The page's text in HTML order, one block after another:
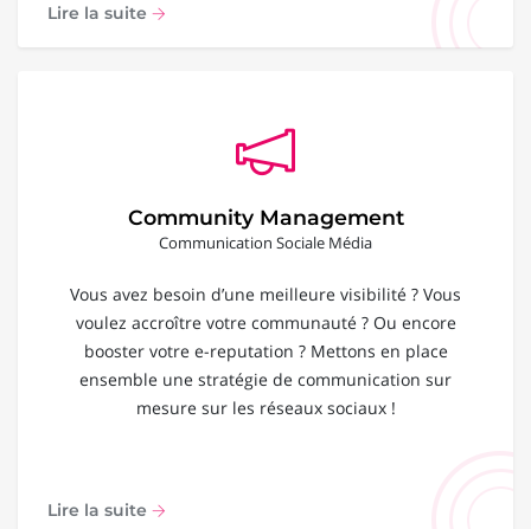
Lire la suite
Community Management
Communication Sociale Média
Vous avez besoin d’une meilleure visibilité ? Vous
voulez accroître votre communauté ? Ou encore
booster votre e-reputation ? Mettons en place
ensemble une stratégie de communication sur
mesure sur les réseaux sociaux !
Lire la suite